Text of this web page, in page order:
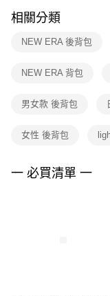
※ 交易是否成功請以「
是否繳費成功／繳費後需
客戶支援中心」 https://
１．透過由恩沛科技股
權轉讓予恩沛科技股份
３．未成年的使用者請
４．使用「AFTEE先享
相關分類
NEW ERA 後背包
NEW ERA 背包
男女款 後背包
女性 後背包
一 必買清單 一